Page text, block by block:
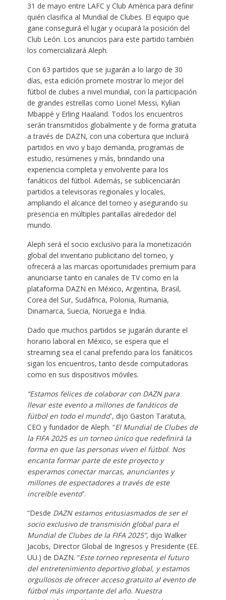
31 de mayo entre LAFC y Club América para definir
quién clasifica al Mundial de Clubes. El equipo que
gane conseguirá el lugar y ocupará la posición del
Club León. Los anuncios para este partido también
los comercializará Aleph.
Con 63 partidos que se jugarán a lo largo de 30
días, esta edición promete mostrar lo mejor del
fútbol de clubes a nivel mundial, con la participación
de grandes estrellas como Lionel Messi, Kylian
Mbappé y Erling Haaland. Todos los encuentros
serán transmitidos globalmente y de forma gratuita
a través de DAZN, con una cobertura que incluirá
partidos en vivo y bajo demanda, programas de
estudio, resúmenes y más, brindando una
experiencia completa y envolvente para los
fanáticos del fútbol. Además, se sublicenciarán
partidos a televisoras regionales y locales,
ampliando el alcance del torneo y asegurando su
presencia en múltiples pantallas alrededor del
mundo.
Aleph será el socio exclusivo para la monetización
global del inventario publicitario del torneo, y
ofrecerá a las marcas oportunidades premium para
anunciarse tanto en canales de TV como en la
plataforma DAZN en México, Argentina, Brasil,
Corea del Sur, Sudáfrica, Polonia, Rumania,
Dinamarca, Suecia, Noruega e India.
Dado que muchos partidos se jugarán durante el
horario laboral en México, se espera que el
streaming sea el canal preferido para los fanáticos
sigan los encuentros, tanto desde computadoras
como en sus dispositivos móviles.
“Estamos felices de colaborar con DAZN para
llevar este evento a millones de fanáticos de
fútbol en todo el mundo”, dijo Gaston Taratuta,
CEO y fundador de Aleph. “El Mundial de Clubes de
la FIFA 2025 es un torneo único que redefinirá la
forma en que las personas viven el fútbol. Nos
encanta formar parte de este proyecto y
esperamos conectar marcas, anunciantes y
millones de espectadores a través de este
increíble evento”.
“Desde DAZN estamos entusiasmados de ser el
socio exclusivo de transmisión global para el
Mundial de Clubes de la FIFA 2025”, dijo Walker
Jacobs, Director Global de Ingresos y Presidente (EE.
UU.) de DAZN. “Este torneo representa el futuro
del entretenimiento deportivo global, y estamos
orgullosos de ofrecer acceso gratuito al evento de
fútbol más importante del año. Nuestra